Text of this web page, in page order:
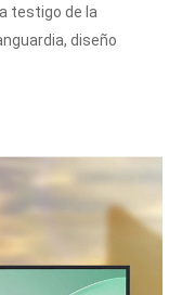
testigo de la
diseño